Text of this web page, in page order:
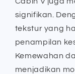
signifikan.
tekstur yang
penampilan
Kemewahan
menjadikan